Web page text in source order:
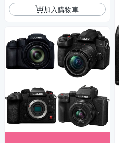
加入購物車